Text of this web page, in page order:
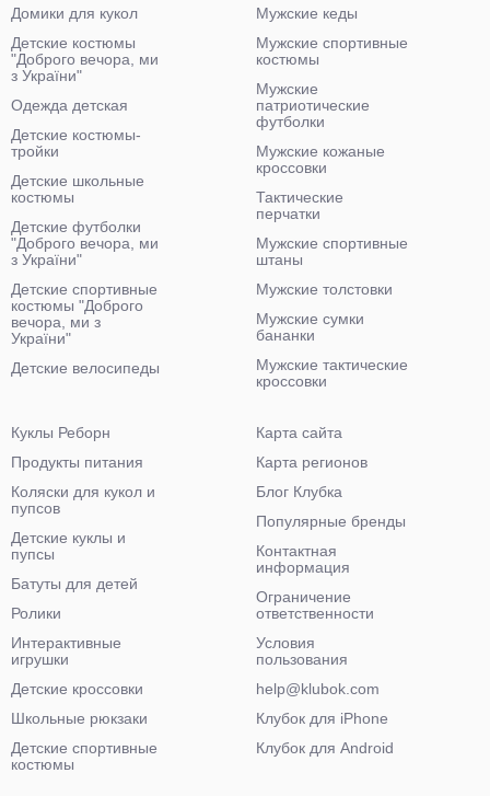
Домики для кукол
Детские костюмы
"Доброго вечора, ми
з України"
Одежда детская
Детские костюмы-
тройки
Детские школьные
костюмы
Детские футболки
"Доброго вечора, ми
з України"
Детские спортивные
костюмы "Доброго
вечора, ми з
України"
Детские велосипеды
Мужские кеды
Мужские спортивные
костюмы
Мужские
патриотические
футболки
Мужские кожаные
кроссовки
Тактические
перчатки
Мужские спортивные
штаны
Мужские толстовки
Мужские сумки
бананки
Мужские тактические
кроссовки
Куклы Реборн
Продукты питания
Коляски для кукол и
пупсов
Детские куклы и
пупсы
Батуты для детей
Ролики
Интерактивные
игрушки
Детские кроссовки
Школьные рюкзаки
Детские спортивные
костюмы
Карта сайта
Карта регионов
Блог Клубка
Популярные бренды
Контактная
информация
Ограничение
ответственности
Условия
пользования
help@klubok.com
Клубок для iPhone
Клубок для Android